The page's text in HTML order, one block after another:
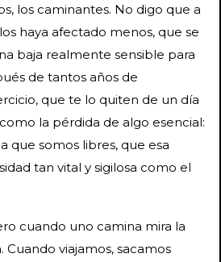
los caminantes. No digo que a
haya afectado menos, que se
baja realmente sensible para
de tantos años de
que te lo quiten de un día
la pérdida de algo esencial:
que somos libres, que esa
tan vital y sigilosa como el
cuando uno camina mira la
viajamos, sacamos